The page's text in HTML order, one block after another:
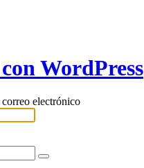
WordPress
electrónico